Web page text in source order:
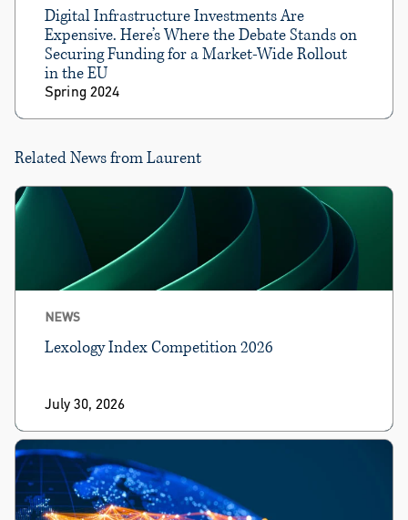
Digital Infrastructure Investments Are
Expensive. Here’s Where the Debate Stands on
Securing Funding for a Market-Wide Rollout
in the EU
Spring 2024
Related News from Laurent
NEWS
Lexology Index Competition 2026
July 30, 2026